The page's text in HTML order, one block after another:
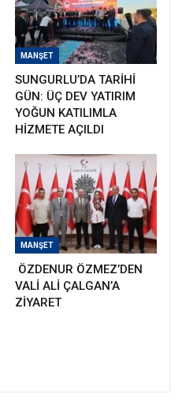
MANŞET
SUNGURLU’DA TARİHİ
GÜN: ÜÇ DEV YATIRIM
YOĞUN KATILIMLA
HİZMETE AÇILDI
MANŞET
ÖZDENUR ÖZMEZ’DEN
VALİ ALİ ÇALGAN’A
ZİYARET